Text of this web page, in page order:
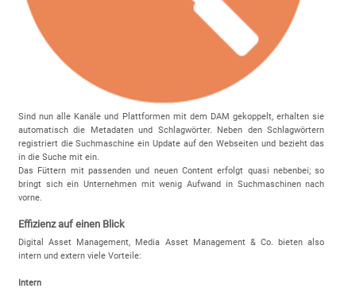
Sind nun alle Kanäle und Plattformen mit dem DAM gekoppelt, erhalten sie
automatisch die Metadaten und Schlagwörter. Neben den Schlagwörtern
registriert die Suchmaschine ein Update auf den Webseiten und bezieht das
in die Suche mit ein.
Das Füttern mit passenden und neuen Content erfolgt quasi nebenbei; so
bringt sich ein Unternehmen mit wenig Aufwand in Suchmaschinen nach
vorne.
Effizienz auf einen Blick
Digital Asset Management, Media Asset Management & Co. bieten also
intern und extern viele Vorteile:
Intern